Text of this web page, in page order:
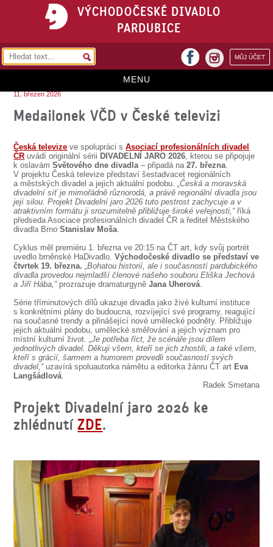
VÝCHODOČESKÉ DIVADLO
PARDUBICE
MŮJ ÚČET
facebook
MENU
REPERTOÁR
VSTUPENKY
PŘEDPLATNÉ
KONTAKTY
O DIVADLE
SOUBOR
DÁLE NABÍZÍME
11. březen 2026
Medailonek VČD v České televizi
Česká televize ve spolupráci sAsociací profesionálních divadel
ČR uvádí originální sérii DIVADELNÍ JARO 2026, kterou se připojuje
k oslavámSvětového dne divadla– připadá na27. března.
V projektu Česká televize představí šestadvacet regionálních
a městských divadel a jejich aktuální podobu.„Česká a moravská
divadelní síť je mimořádně různorodá, a právě regionální divadla jsou
její silou. Projekt Divadelní jaro 2026 tuto pestrost zachycuje a v
atraktivním formátu ji srozumitelně přibližuje široké veřejnosti,“říká
předseda Asociace profesionálních divadel ČR a ředitel Městského
divadla BrnoStanislav Moša.
Cyklus měl premiéru 1. března ve 20:15 na ČT art, kdy svůj portrét
uvedlo brněnské HaDivadlo.Východočeské divadlo se představí ve
čtvrtek 19. března. „Bohatou historií, ale i současností pardubického
divadla provedou nejmladší členové našeho souboru Eliška Jechová
a Jiří Hába,“prozrazuje dramaturgyněJana Uherová.
Série tříminutových dílů ukazuje divadla jako živé kulturní instituce
s konkrétními plány do budoucna, rozvíjející své programy, reagující
na současné trendy a přinášející nové umělecké podněty. Přibližuje
jejich aktuální podobu, umělecké směřování a jejich význam pro
místní kulturní život.„Je potřeba říct, že scénáře jsou dílem
jednotlivých divadel. Děkuji všem, kteří se jich zhostili, a také všem,
kteří s grácií, šarmem a humorem provedli současností svých
divadel,“uzavírá spoluautorka námětu a editorka žánru ČT art Eva
Langšádlová.
Radek Smetana
Projekt Divadelní jaro 2026 ke
zhlédnutíZDE.